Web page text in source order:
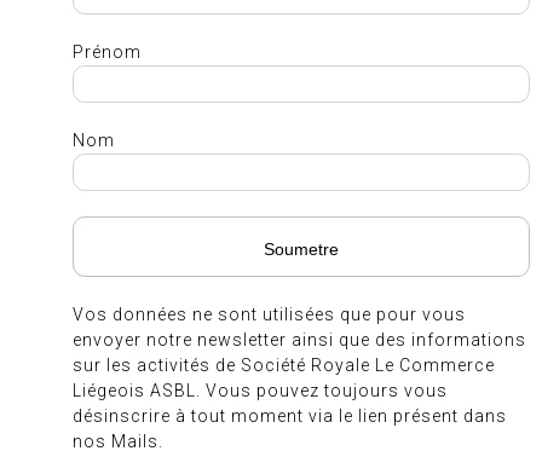
Prénom
Nom
Vos données ne sont utilisées que pour vous
envoyer notre newsletter ainsi que des informations
sur les activités de Société Royale Le Commerce
Liégeois ASBL. Vous pouvez toujours vous
désinscrire à tout moment via le lien présent dans
nos Mails.